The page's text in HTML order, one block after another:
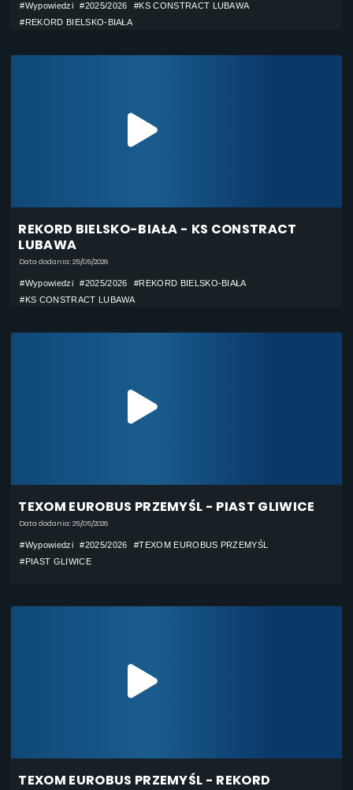
#Wypowiedzi #2025/2026
#KS CONSTRACT LUBAWA
#REKORD BIELSKO-BIAŁA
REKORD BIELSKO-BIAŁA - KS CONSTRACT
LUBAWA
Data dodania: 25/05/2026
#Wypowiedzi #2025/2026
#REKORD BIELSKO-BIAŁA
#KS CONSTRACT LUBAWA
TEXOM EUROBUS PRZEMYŚL - PIAST GLIWICE
Data dodania: 25/05/2026
#Wypowiedzi #2025/2026
#TEXOM EUROBUS PRZEMYŚL
#PIAST GLIWICE
TEXOM EUROBUS PRZEMYŚL - REKORD